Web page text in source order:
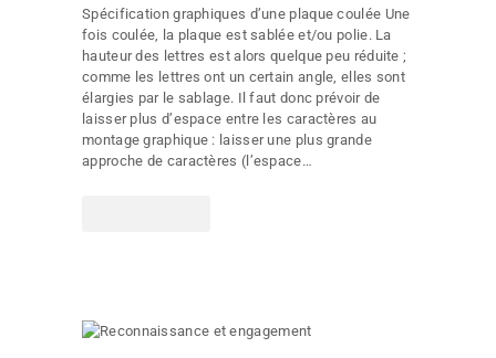
Spécification graphiques d’une plaque coulée Une
fois coulée, la plaque est sablée et/ou polie. La
hauteur des lettres est alors quelque peu réduite ;
comme les lettres ont un certain angle, elles sont
élargies par le sablage. Il faut donc prévoir de
laisser plus d’espace entre les caractères au
montage graphique : laisser une plus grande
approche de caractères (l’espace…